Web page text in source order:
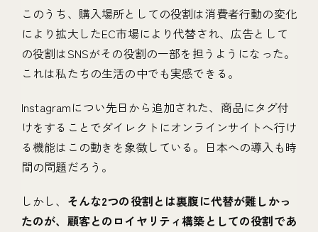
このうち、購入場所としての役割は消費者行動の変化
により拡大したEC市場により代替され、広告として
の役割はSNSがその役割の一部を担うようになった。
これは私たちの生活の中でも実感できる。
Instagramについ先日から追加された、商品にタグ付
けをすることでダイレクトにオンラインサイトへ行け
る機能はこの動きを象徴している。日本への導入も時
間の問題だろう。
しかし、 そんな2つの役割とは裏腹に代替が難しかっ
たのが、顧客とのロイヤリティ構築としての役割であ